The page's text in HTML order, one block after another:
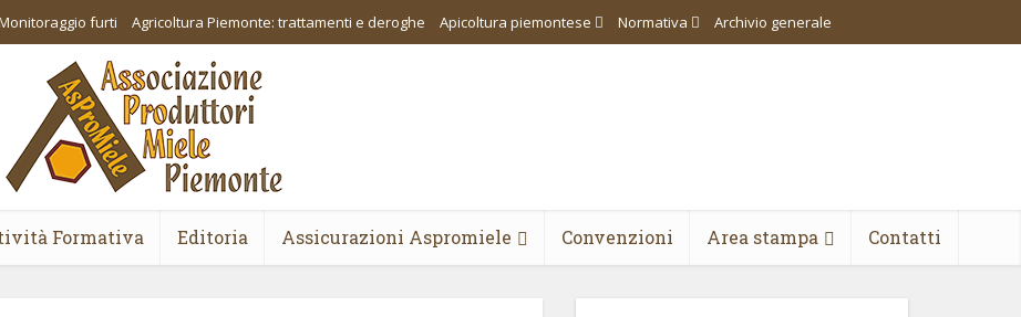
furti Agricoltura Piemonte: trattamenti e deroghe Apicoltura piemontese Normativa Archivio generale
Formativa Editoria Assicurazioni Aspromiele Convenzioni Area stampa Contatti